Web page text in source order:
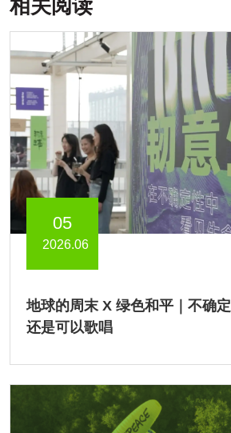
相关阅读
05
2026.06
地球的周末 X 绿色和平｜不确
还是可以歌唱